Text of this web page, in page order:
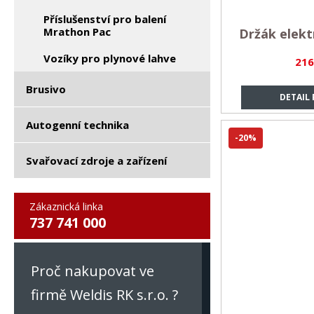
Příslušenství pro balení
Mrathon Pac
Vozíky pro plynové lahve
Brusivo
Autogenní technika
Svařovací zdroje a zařízení
Zákaznická linka
737 741 000
Proč nakupovat ve
firmě Weldis RK s.r.o. ?
DETAIL
Držák
-20%